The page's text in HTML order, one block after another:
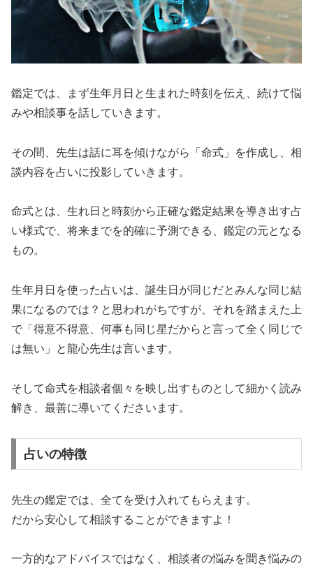
鑑定では、まず生年月日と生まれた時刻を伝え、続けて悩
みや相談事を話していきます。
その間、先生は話に耳を傾けながら「命式」を作成し、相
談内容を占いに投影していきます。
命式とは、生れ日と時刻から正確な鑑定結果を導き出す占
い様式で、将来までを的確に予測できる、鑑定の元となる
もの。
生年月日を使った占いは、誕生日が同じだとみんな同じ結
果になるのでは？と思われがちですが、それを踏まえた上
で「得意不得意、何事も同じ星だからと言って全く同じで
は無い」と龍心先生は言います。
そして命式を相談者個々を映し出すものとして細かく読み
解き、最善に導いてくださいます。
占いの特徴
先生の鑑定では、全てを受け入れてもらえます。
だから安心して相談することができますよ！
一方的なアドバイスではなく、相談者の悩みを聞き悩みの